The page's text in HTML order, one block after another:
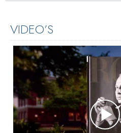
VIDEO’S